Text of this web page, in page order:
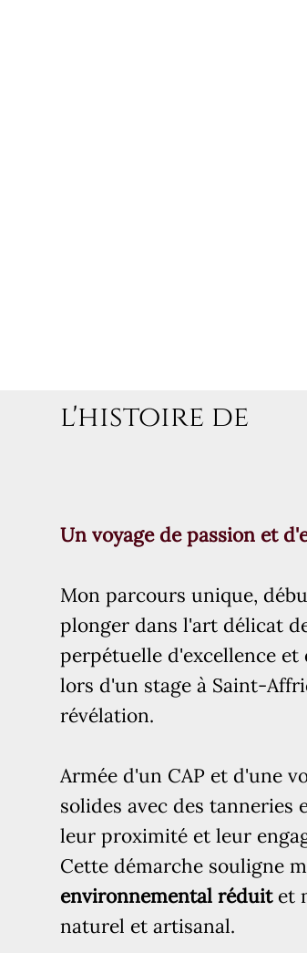
Mon parcours unique,
avant de plonger dans
illustre ma quête
découverte de cette
Armée d'un CAP et
partenariats solides avec
françaises, choisies
engagement envers des
démarche souligne mon
l'histoire de
Un voyage de passion et
Mon parcours unique,
plonger dans l'art délicat
perpétuelle d'excellence et
lors d'un stage à Saint-
révélation.
Armée d'un CAP et d'une
solides avec des tanneries
leur proximité et leur
Cette démarche souligne
environnemental réduitet
naturel et artisanal.